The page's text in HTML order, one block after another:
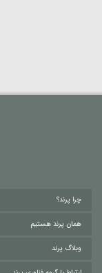
چرا پرند؟
همان پرند هستیم
وبلاگ پرند